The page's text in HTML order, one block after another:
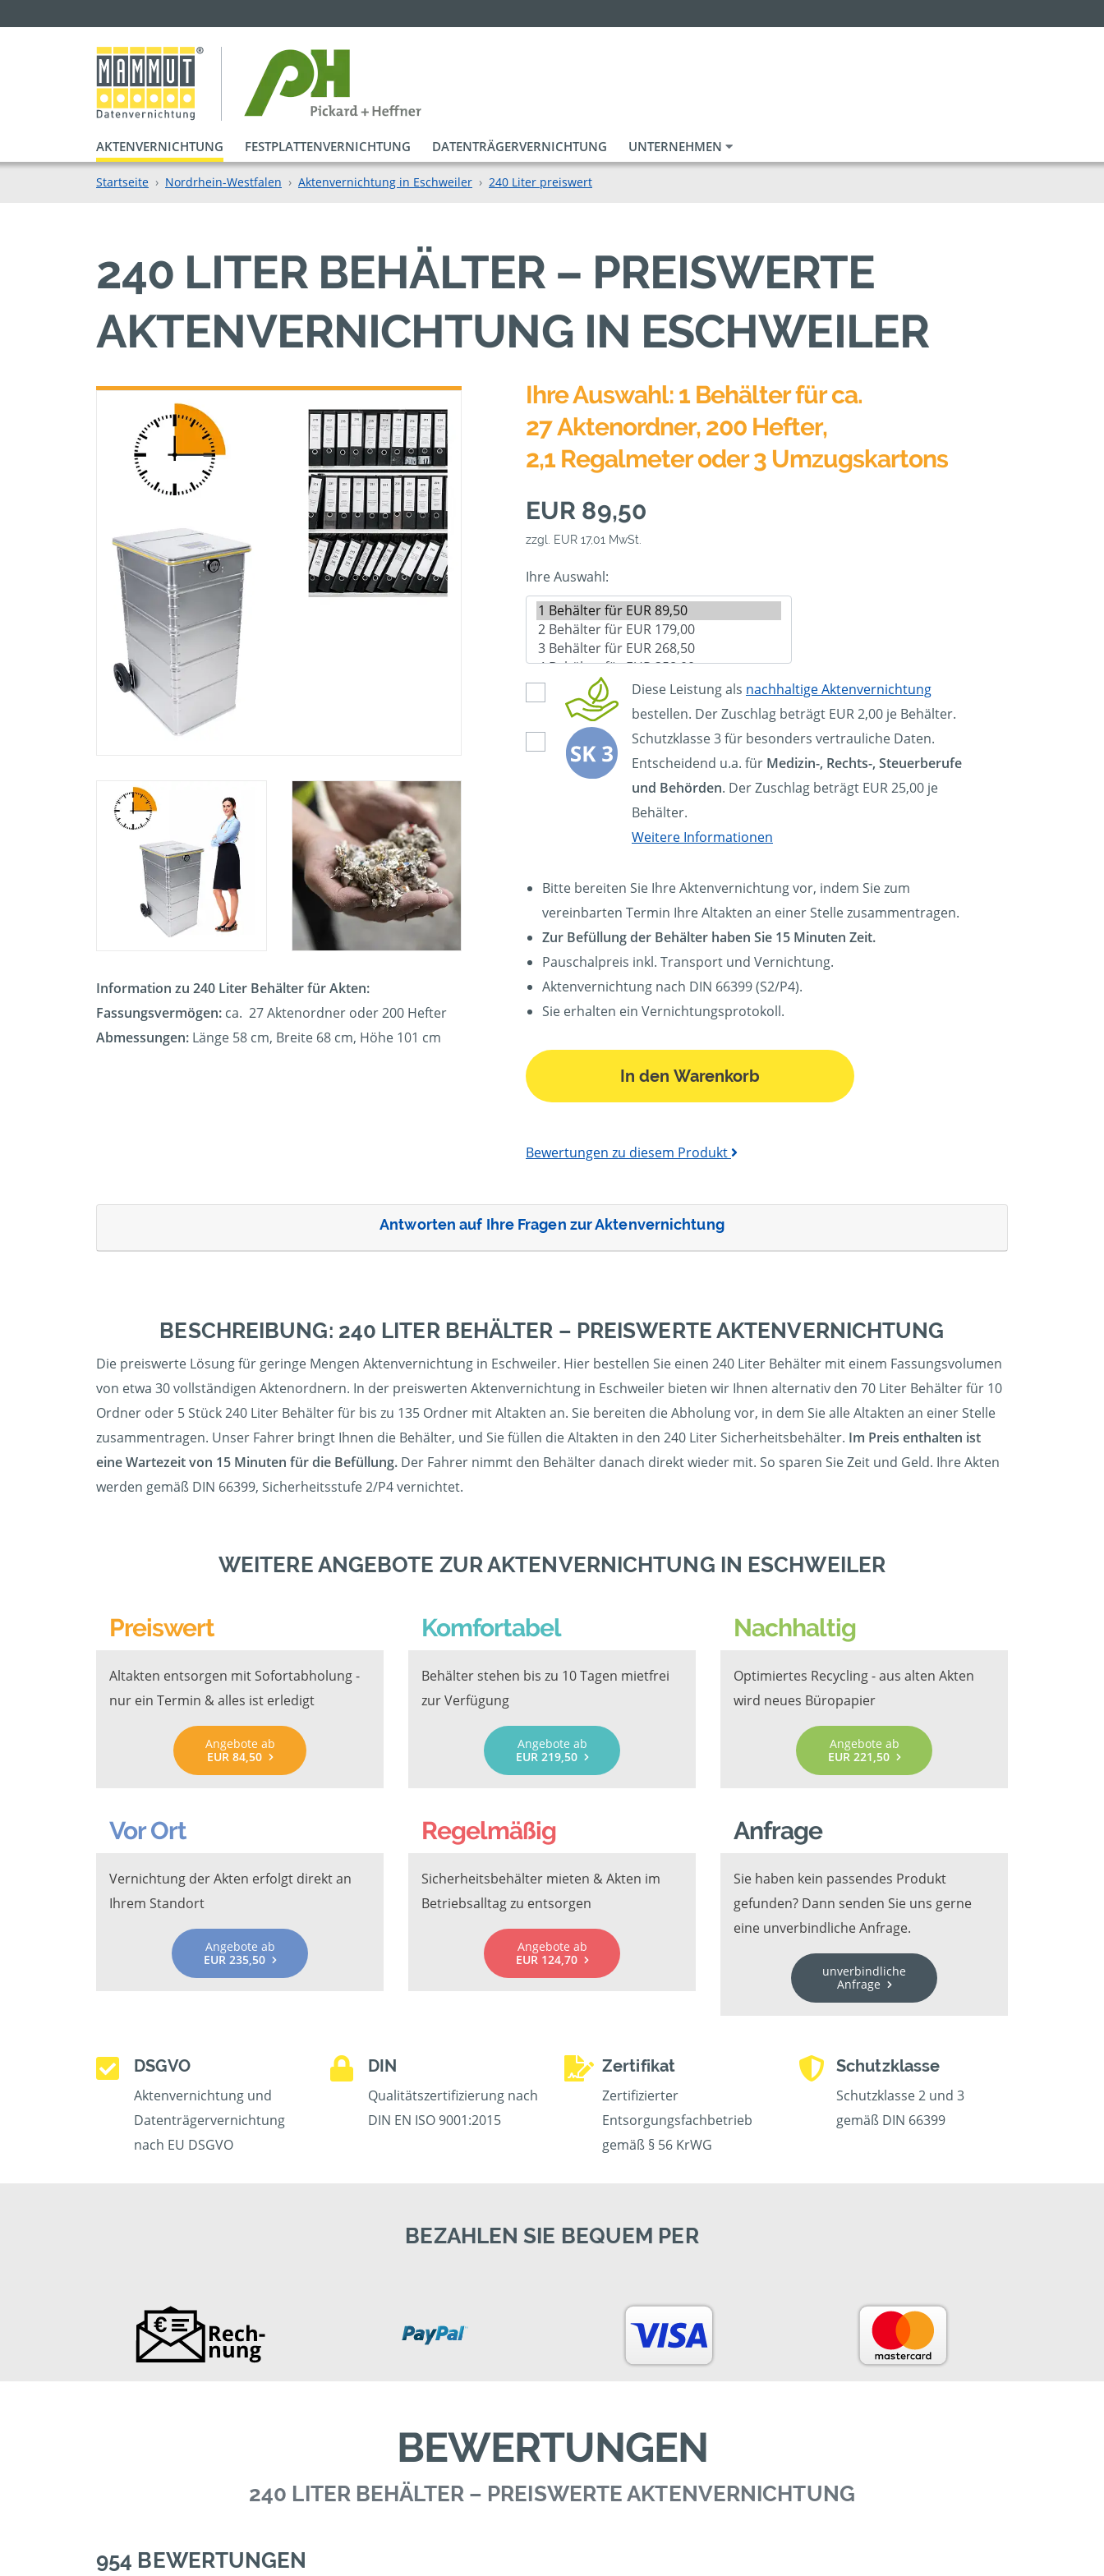
AKTENVERNICHTUNG FESTPLATTENVERNICHTUNG DATENTRÄGERVERNICHTUNG UNTERNEHMEN
Startseite Nordrhein-Westfalen Aktenvernichtung in Eschweiler 240 Liter preiswert
240 LITER BEHÄLTER – PREISWERTE
AKTENVERNICHTUNG IN ESCHWEILER
Information zu 240 Liter Behälter für Akten:
Fassungsvermögen: ca. 27 Aktenordner oder 200 Hefter
Abmessungen: Länge 58 cm, Breite 68 cm, Höhe 101 cm
Ihre Auswahl: 1 Behälter für ca.
27 Aktenordner, 200 Hefter,
2,1 Regalmeter oder 3 Umzugskartons
EUR 89,50
zzgl. EUR 17,01 MwSt.
Ihre Auswahl:
Diese Leistung als nachhaltige Aktenvernichtung
bestellen. Der Zuschlag beträgt EUR 2,00 je Behälter.
Schutzklasse 3 für besonders vertrauliche Daten.
Entscheidend u.a. für Medizin-, Rechts-, Steuerberufe
und Behörden. Der Zuschlag beträgt EUR 25,00 je
Behälter.
Weitere Informationen
Bitte bereiten Sie Ihre Aktenvernichtung vor, indem Sie zum
vereinbarten Termin Ihre Altakten an einer Stelle zusammentragen.
Zur Befüllung der Behälter haben Sie 15 Minuten Zeit.
Pauschalpreis inkl. Transport und Vernichtung.
Aktenvernichtung nach DIN 66399 (S2/P4).
Sie erhalten ein Vernichtungsprotokoll.
In den Warenkorb
Bewertungen zu diesem Produkt
Antworten auf Ihre Fragen zur Aktenvernichtung
BESCHREIBUNG: 240 LITER BEHÄLTER – PREISWERTE AKTENVERNICHTUNG
Die preiswerte Lösung für geringe Mengen Aktenvernichtung in Eschweiler. Hier bestellen Sie einen 240 Liter Behälter mit einem Fassungsvolumen
von etwa 30 vollständigen Aktenordnern. In der preiswerten Aktenvernichtung in Eschweiler bieten wir Ihnen alternativ den 70 Liter Behälter für 10
Ordner oder 5 Stück 240 Liter Behälter für bis zu 135 Ordner mit Altakten an. Sie bereiten die Abholung vor, in dem Sie alle Altakten an einer Stelle
zusammentragen. Unser Fahrer bringt Ihnen die Behälter, und Sie füllen die Altakten in den 240 Liter Sicherheitsbehälter. Im Preis enthalten ist
eine Wartezeit von 15 Minuten für die Befüllung. Der Fahrer nimmt den Behälter danach direkt wieder mit. So sparen Sie Zeit und Geld. Ihre Akten
werden gemäß DIN 66399, Sicherheitsstufe 2/P4 vernichtet.
WEITERE ANGEBOTE ZUR AKTENVERNICHTUNG IN ESCHWEILER
Preiswert
Altakten entsorgen mit Sofortabholung -
nur ein Termin & alles ist erledigt
Angebote ab
EUR 84,50
Komfortabel
Behälter stehen bis zu 10 Tagen mietfrei
zur Verfügung
Angebote ab
EUR 219,50
Nachhaltig
Optimiertes Recycling - aus alten Akten
wird neues Büropapier
Angebote ab
EUR 221,50
Vor Ort
Vernichtung der Akten erfolgt direkt an
Ihrem Standort
Angebote ab
EUR 235,50
Regelmäßig
Sicherheitsbehälter mieten & Akten im
Betriebsalltag zu entsorgen
Angebote ab
EUR 124,70
Anfrage
Sie haben kein passendes Produkt
gefunden? Dann senden Sie uns gerne
eine unverbindliche Anfrage.
unverbindliche
Anfrage
DSGVO
Aktenvernichtung und
Datenträgervernichtung
nach EU DSGVO
DIN
Qualitätszertifizierung nach
DIN EN ISO 9001:2015
Zertifikat
Zertifizierter
Entsorgungsfachbetrieb
gemäß § 56 KrWG
Schutzklasse
Schutzklasse 2 und 3
gemäß DIN 66399
BEZAHLEN SIE BEQUEM PER
BEWERTUNGEN
240 LITER BEHÄLTER – PREISWERTE AKTENVERNICHTUNG
954 BEWERTUNGEN